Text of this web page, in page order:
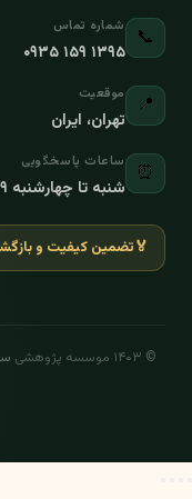
📞 شماره تماس
۰۹۳۵ ۱۵۹ ۱۳۹۵
📍 موقعیت
تهران، ایران
⏰ ساعات پاسخگویی
شنبه تا چهارشنبه ۹–۱۸
🏅تضمین کیفیت و
© ۱۴۰۳ موسسه پژوهشی